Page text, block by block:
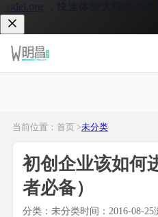
，快速体验大模型 API 接入
当前位置：首页 >未分类
初创企业该如何
者必备）
分类：未分类时间：2016-08-25